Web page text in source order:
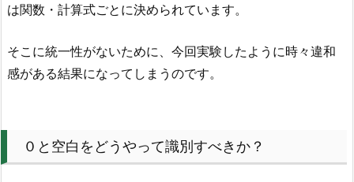
は関数・計算式ごとに決められています。
そこに統一性がないために、今回実験したように時々違和
感がある結果になってしまうのです。
０と空白をどうやって識別すべきか？